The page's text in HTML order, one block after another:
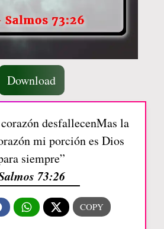
Download
desfallecenMas la
mi porción es Dios
siempre”
73:26